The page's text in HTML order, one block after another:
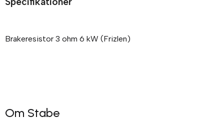
Brakeresistor 3 ohm 6 kW (Frizlen)
Om Stabe